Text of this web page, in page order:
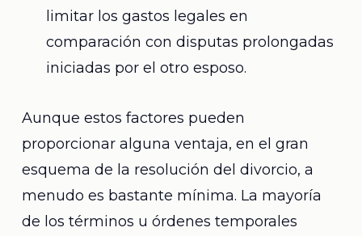
limitar los gastos legales en
comparación con disputas prolongadas
iniciadas por el otro esposo.
Aunque estos factores pueden
proporcionar alguna ventaja, en el gran
esquema de la resolución del divorcio, a
menudo es bastante mínima. La mayoría
de los términos u órdenes temporales